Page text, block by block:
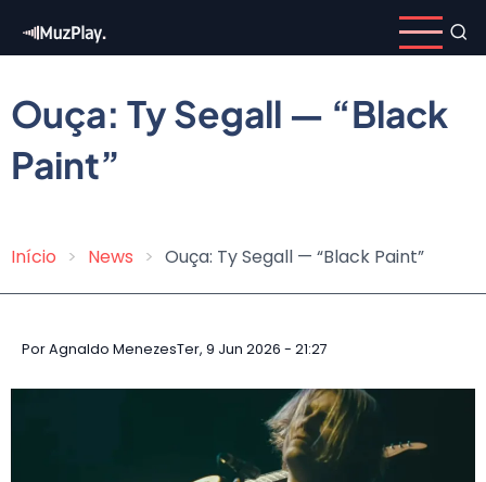
para
conteúdo
principal
Ouça: Ty Segall — “Black
Paint”
Trilha
navegação
Início News Ouça: Ty Segall — “Black Paint”
PorAgnaldo MenezesTer, 9 Jun 2026 - 21:27